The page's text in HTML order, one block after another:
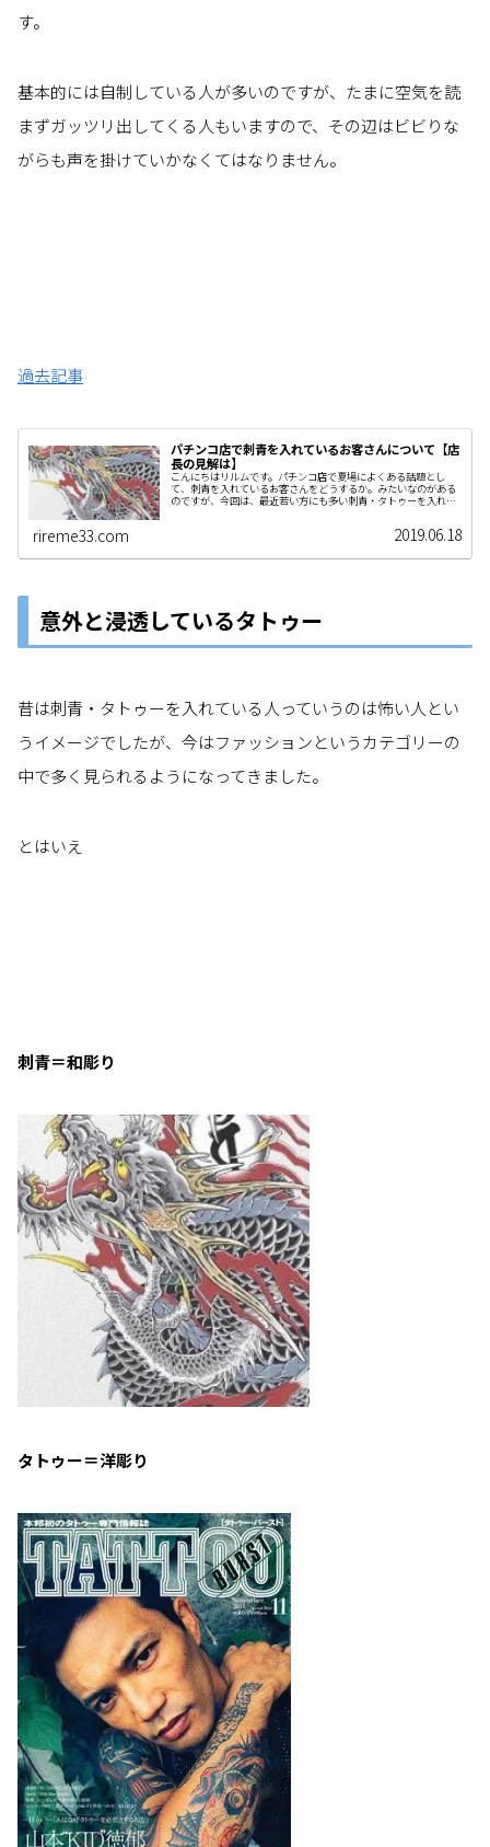
す。
基本的には自制している人が多いのですが、たまに空気を読
まずガッツリ出してくる人もいますので、その辺はビビりな
がらも声を掛けていかなくてはなりません。
過去記事
パチンコ店で刺青を入れているお客さんについて【店
長の見解は】
こんにちはリルムです。パチンコ店で夏場によくある話題とし
て、刺青を入れているお客さんをどうするか。みたいなのがある
のですが、今回は、最近若い方にも多い刺青・タトゥーを入れて
rireme33.com 2019.06.18
意外と浸透しているタトゥー
昔は刺青・タトゥーを入れている人っていうのは怖い人とい
うイメージでしたが、今はファッションというカテゴリーの
中で多く見られるようになってきました。
とはいえ
刺青＝和彫り
タトゥー＝洋彫り